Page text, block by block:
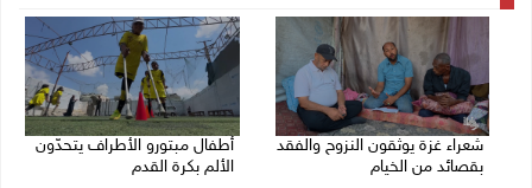
شعراء غزة يوثقون النزوح والفقد
بقصائد من الخيام
أطفال مبتورو الأطراف يتحدّون
الألم بكرة القدم